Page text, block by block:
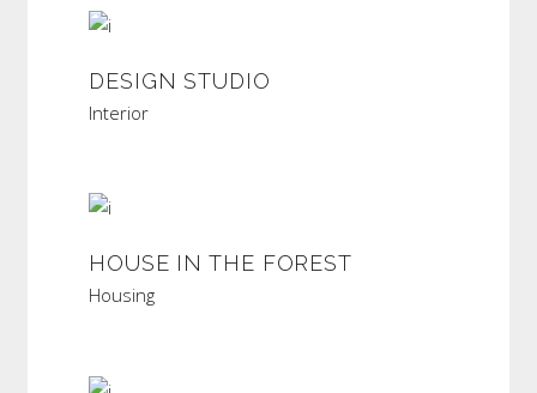
DESIGN STUDIO
Interior
HOUSE IN THE FOREST
Housing